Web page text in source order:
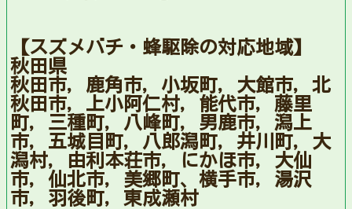
【スズメバチ・蜂駆除の対応地域】
秋田県
秋田市，鹿角市，小坂町，大館市，北
秋田市，上小阿仁村，能代市，藤里
町，三種町，八峰町，男鹿市，潟上
市，五城目町，八郎潟町，井川町，大
潟村，由利本荘市，にかほ市，大仙
市，仙北市，美郷町、横手市，湯沢
市，羽後町，東成瀬村